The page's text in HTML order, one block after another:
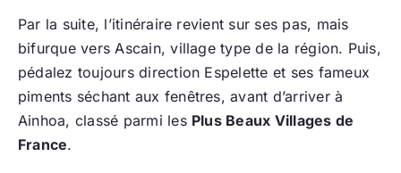
Par la suite, l’itinéraire revient sur ses pas, mais
bifurque vers Ascain, village type de la région. Puis,
pédalez toujours direction Espelette et ses fameux
piments séchant aux fenêtres, avant d’arriver à
Ainhoa, classé parmi les Plus Beaux Villages de
France.